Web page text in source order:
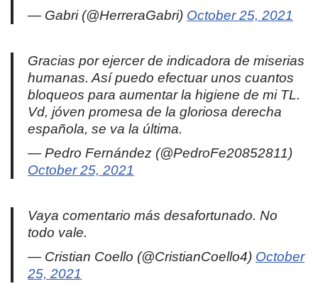
— Gabri (@HerreraGabri) October 25, 2021
Gracias por ejercer de indicadora de miserias
humanas. Así puedo efectuar unos cuantos
bloqueos para aumentar la higiene de mi TL.
Vd, jóven promesa de la gloriosa derecha
española, se va la última.
— Pedro Fernández (@PedroFe20852811)
October 25, 2021
Vaya comentario más desafortunado. No
todo vale.
— Cristian Coello (@CristianCoello4) October
25, 2021